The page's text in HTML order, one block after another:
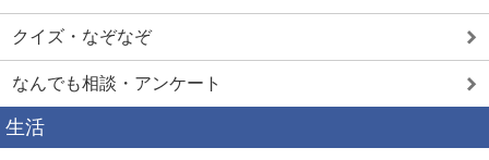
クイズ・なぞなぞ
なんでも相談・アンケート
生活